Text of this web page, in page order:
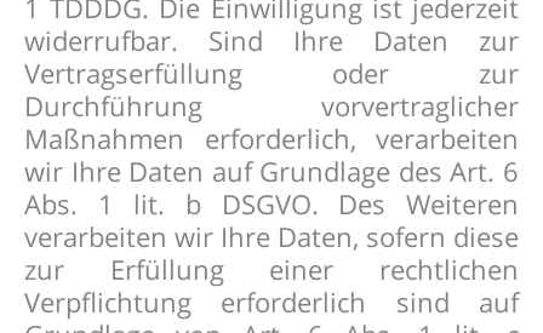
1 TDDDG. Die Einwilligung ist jederzeit
widerrufbar. Sind Ihre Daten zur
Vertragserfüllung oder zur
Durchführung vorvertraglicher
Maßnahmen erforderlich, verarbeiten
wir Ihre Daten auf Grundlage des Art. 6
Abs. 1 lit. b DSGVO. Des Weiteren
verarbeiten wir Ihre Daten, sofern diese
zur Erfüllung einer rechtlichen
Verpflichtung erforderlich sind auf